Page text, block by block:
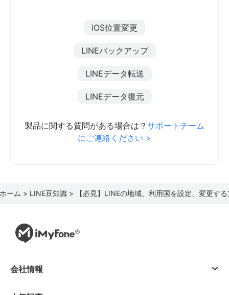
iOS位置変更
LINEバックアップ
LINEデータ転送
LINEデータ復元
製品に関する質問がある場合は？ サポートチーム
にご連絡ください >
ホーム > LINE豆知識 > 【必見】LINEの地域、利用国を設定、変更す
会社情報